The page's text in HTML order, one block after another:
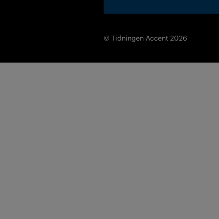
© Tidningen Accent 2026